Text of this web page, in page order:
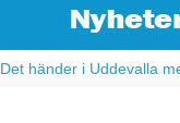
Det händer i Uddevalla